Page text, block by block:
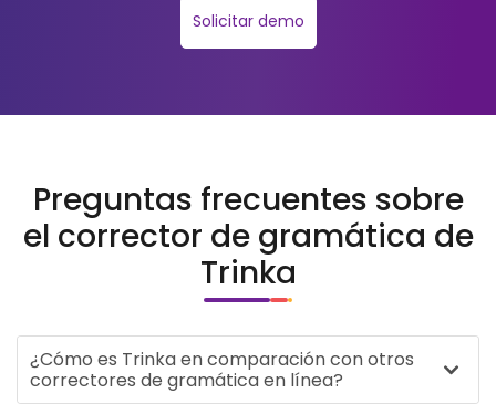
Solicitar demo
Preguntas frecuentes sobre
el corrector de gramática de
Trinka
¿Cómo es Trinka en comparación con otros
correctores de gramática en línea?